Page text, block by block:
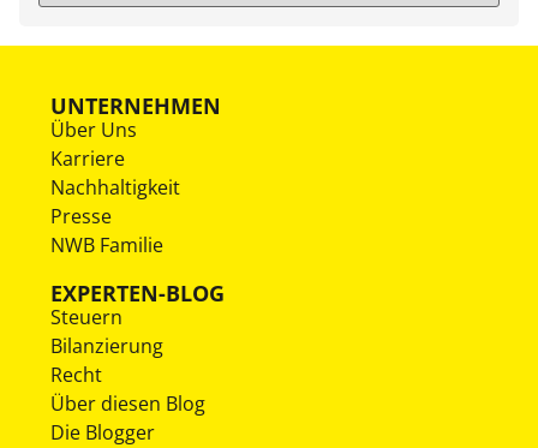
UNTERNEHMEN
Über Uns
Karriere
Nachhaltigkeit
Presse
NWB Familie
EXPERTEN-BLOG
Steuern
Bilanzierung
Recht
Über diesen Blog
Die Blogger